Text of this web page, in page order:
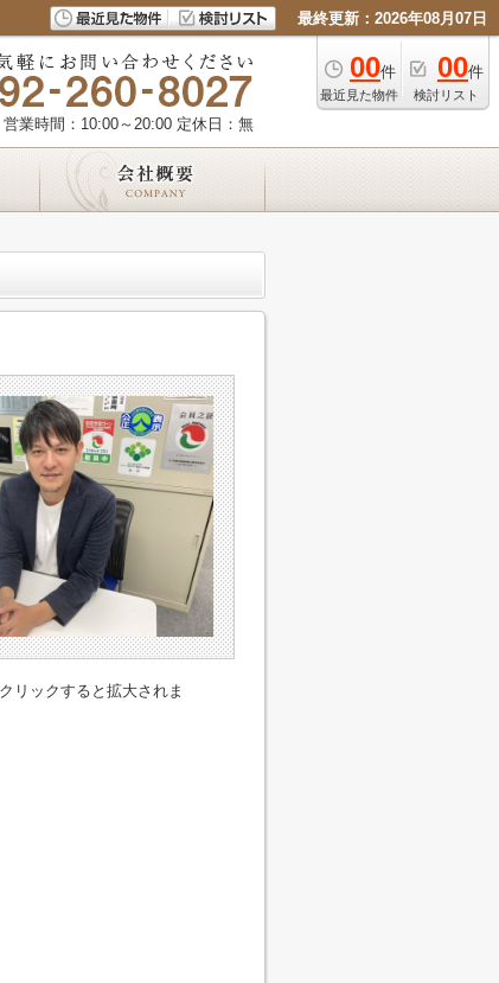
最終更新：2026年08月07日
00件
最近見た物件
00件
検討リスト
営業時間：10:00～20:00 定休日：無
リックすると拡大されま